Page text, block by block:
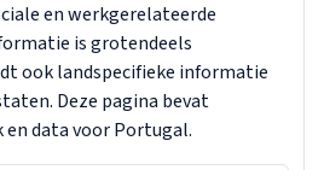
en werkgerelateerde
is grotendeels
ook landspecifieke informatie
Deze pagina bevat
data voor Portugal.